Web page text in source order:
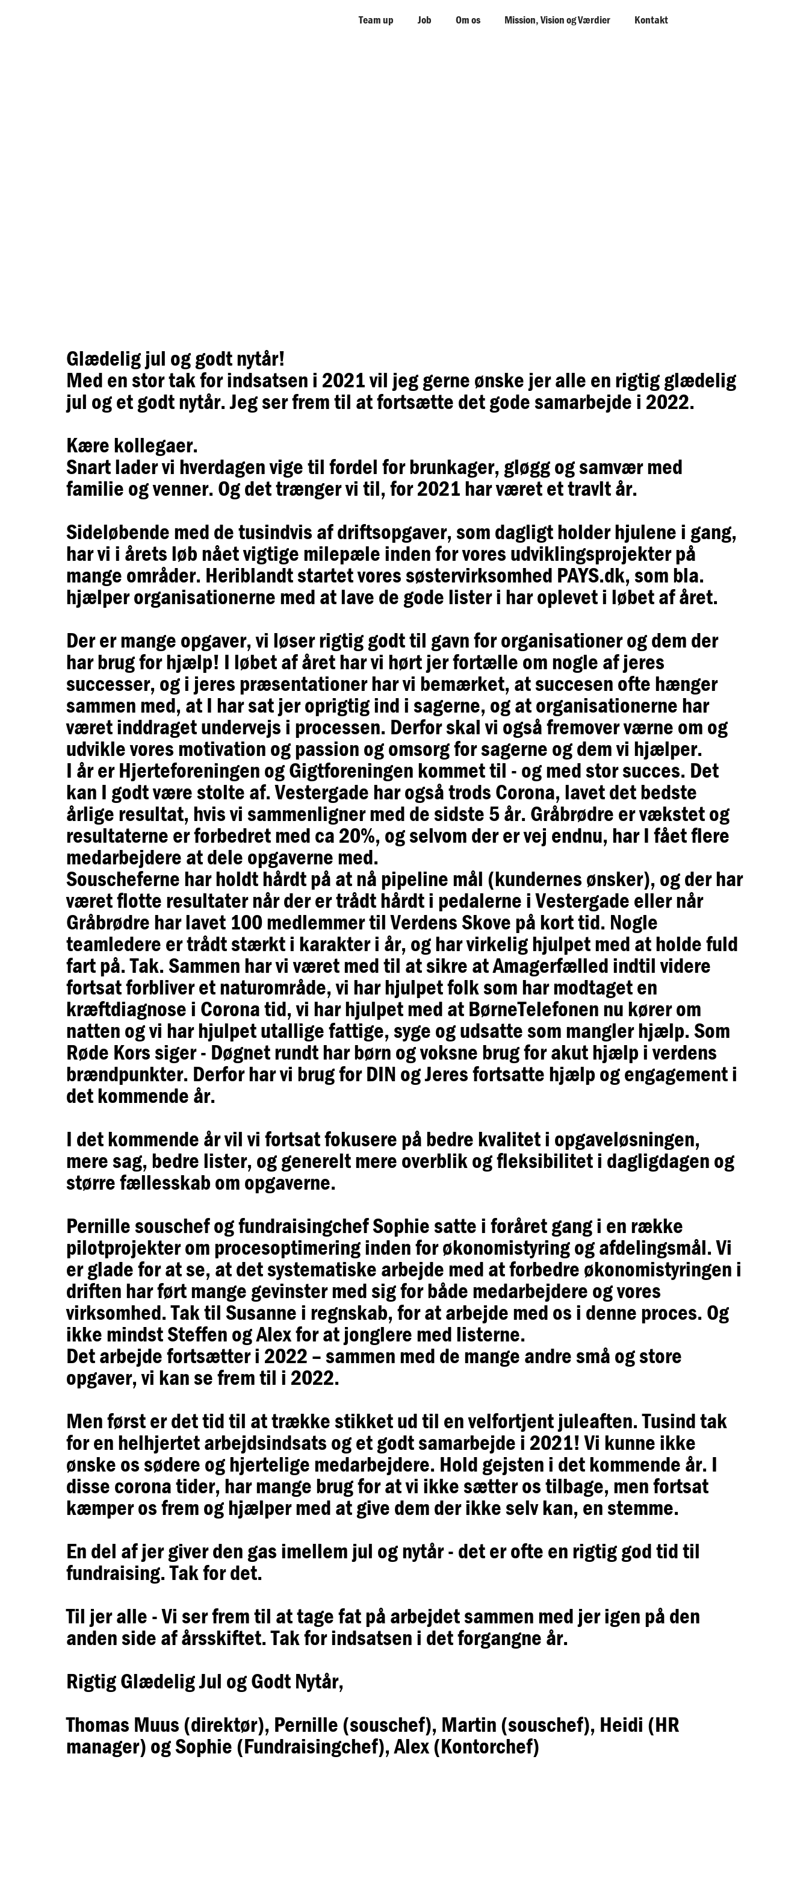
Team up Job Om os Mission, Vision og Værdier Kontakt
Glædelig jul og godt nytår!
Med en stor tak for indsatsen i 2021 vil jeg gerne ønske jer alle en rigtig glædelig
jul og et godt nytår. Jeg ser frem til at fortsætte det gode samarbejde i 2022.
Kære kollegaer.
Snart lader vi hverdagen vige til fordel for brunkager, gløgg og samvær med
familie og venner. Og det trænger vi til, for 2021 har været et travlt år.
Sideløbende med de tusindvis af driftsopgaver, som dagligt holder hjulene i gang,
har vi i årets løb nået vigtige milepæle inden for vores udviklingsprojekter på
mange områder. Heriblandt startet vores søstervirksomhed PAYS.dk, som bla.
hjælper organisationerne med at lave de gode lister i har oplevet i løbet af året.
Der er mange opgaver, vi løser rigtig godt til gavn for organisationer og dem der
har brug for hjælp! I løbet af året har vi hørt jer fortælle om nogle af jeres
successer, og i jeres præsentationer har vi bemærket, at succesen ofte hænger
sammen med, at I har sat jer oprigtig ind i sagerne, og at organisationerne har
været inddraget undervejs i processen. Derfor skal vi også fremover værne om og
udvikle vores motivation og passion og omsorg for sagerne og dem vi hjælper.
I år er Hjerteforeningen og Gigtforeningen kommet til - og med stor succes. Det
kan I godt være stolte af. Vestergade har også trods Corona, lavet det bedste
årlige resultat, hvis vi sammenligner med de sidste 5 år. Gråbrødre er vækstet og
resultaterne er forbedret med ca 20%, og selvom der er vej endnu, har I fået flere
medarbejdere at dele opgaverne med.
Souscheferne har holdt hårdt på at nå pipeline mål (kundernes ønsker), og der har
været flotte resultater når der er trådt hårdt i pedalerne i Vestergade eller når
Gråbrødre har lavet 100 medlemmer til Verdens Skove på kort tid. Nogle
teamledere er trådt stærkt i karakter i år, og har virkelig hjulpet med at holde fuld
fart på. Tak. Sammen har vi været med til at sikre at Amagerfælled indtil videre
fortsat forbliver et naturområde, vi har hjulpet folk som har modtaget en
kræftdiagnose i Corona tid, vi har hjulpet med at BørneTelefonen nu kører om
natten og vi har hjulpet utallige fattige, syge og udsatte som mangler hjælp. Som
Røde Kors siger - Døgnet rundt har børn og voksne brug for akut hjælp i verdens
brændpunkter. Derfor har vi brug for DIN og Jeres fortsatte hjælp og engagement i
det kommende år.
I det kommende år vil vi fortsat fokusere på bedre kvalitet i opgaveløsningen,
mere sag, bedre lister, og generelt mere overblik og fleksibilitet i dagligdagen og
større fællesskab om opgaverne.
Pernille souschef og fundraisingchef Sophie satte i foråret gang i en række
pilotprojekter om procesoptimering inden for økonomistyring og afdelingsmål. Vi
er glade for at se, at det systematiske arbejde med at forbedre økonomistyringen i
driften har ført mange gevinster med sig for både medarbejdere og vores
virksomhed. Tak til Susanne i regnskab, for at arbejde med os i denne proces. Og
ikke mindst Steffen og Alex for at jonglere med listerne.
Det arbejde fortsætter i 2022 – sammen med de mange andre små og store
opgaver, vi kan se frem til i 2022.
Men først er det tid til at trække stikket ud til en velfortjent juleaften. Tusind tak
for en helhjertet arbejdsindsats og et godt samarbejde i 2021! Vi kunne ikke
ønske os sødere og hjertelige medarbejdere. Hold gejsten i det kommende år. I
disse corona tider, har mange brug for at vi ikke sætter os tilbage, men fortsat
kæmper os frem og hjælper med at give dem der ikke selv kan, en stemme.
En del af jer giver den gas imellem jul og nytår - det er ofte en rigtig god tid til
fundraising. Tak for det.
Til jer alle - Vi ser frem til at tage fat på arbejdet sammen med jer igen på den
anden side af årsskiftet. Tak for indsatsen i det forgangne år.
Rigtig Glædelig Jul og Godt Nytår,
Thomas Muus (direktør), Pernille (souschef), Martin (souschef), Heidi (HR
manager) og Sophie (Fundraisingchef), Alex (Kontorchef)